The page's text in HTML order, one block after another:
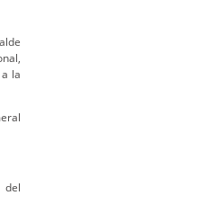
la
del